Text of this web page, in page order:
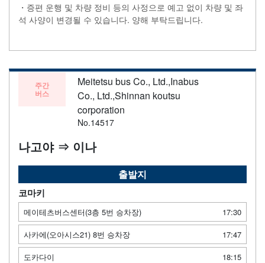
・증편 운행 및 차량 정비 등의 사정으로 예고 없이 차량 및 좌
석 사양이 변경될 수 있습니다. 양해 부탁드립니다.
주간
버스
Meitetsu bus Co., Ltd.,Inabus
Co., Ltd.,Shinnan koutsu
corporation
No.14517
나고야 ⇒ 이나
출발지
코마키
메이테츠버스센터(3층 5번 승차장)
17:30
사카에(오아시스21) 8번 승차장
17:47
도카다이
18:15